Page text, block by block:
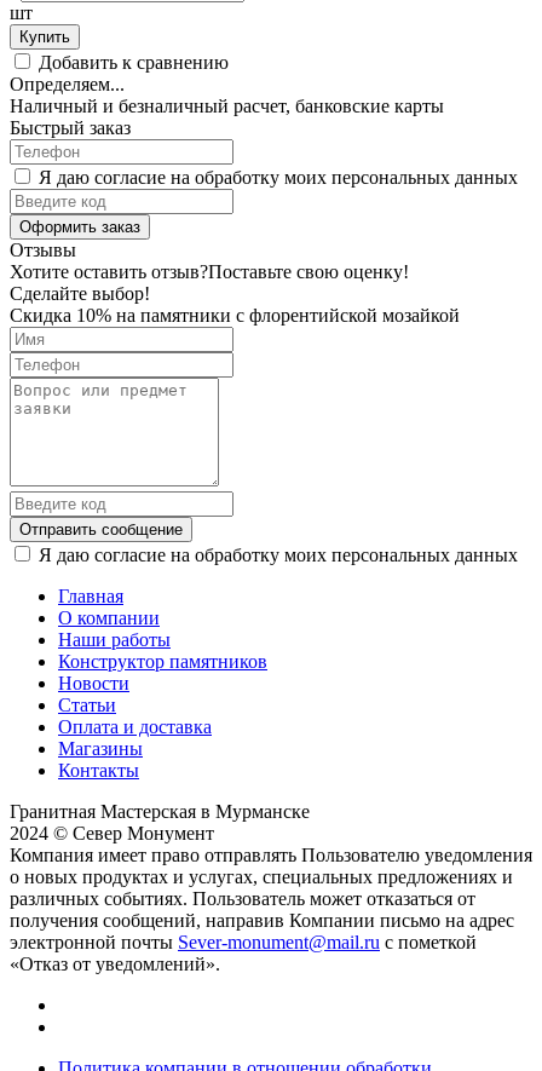
шт
Купить
Добавить к сравнению
Определяем...
Наличный и безналичный расчет, банковские карты
Быстрый заказ
Я даю согласие на обработку моих персональных данных
Оформить заказ
Отзывы
Хотите оставить отзыв?Поставьте свою оценку!
Сделайте выбор!
Скидка 10% на памятники с флорентийской мозайкой
Отправить сообщение
Я даю согласие на обработку моих персональных данных
Главная
О компании
Наши работы
Конструктор памятников
Новости
Статьи
Оплата и доставка
Магазины
Контакты
Гранитная Мастерская в Мурманске
2024 © Север Монумент
Компания имеет право отправлять Пользователю уведомления
о новых продуктах и услугах, специальных предложениях и
различных событиях. Пользователь может отказаться от
получения сообщений, направив Компании письмо на адрес
электронной почты Sever-monument@mail.ru с пометкой
«Отказ от уведомлений».